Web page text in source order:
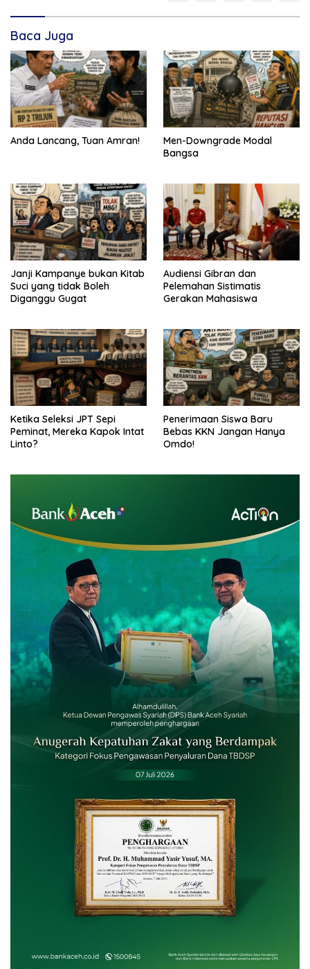
Baca Juga
Anda Lancang, Tuan Amran!
Men-Downgrade Modal
Bangsa
Janji Kampanye bukan Kitab
Suci yang tidak Boleh
Diganggu Gugat
Audiensi Gibran dan
Pelemahan Sistimatis
Gerakan Mahasiswa
Ketika Seleksi JPT Sepi
Peminat, Mereka Kapok Intat
Linto?
Penerimaan Siswa Baru
Bebas KKN Jangan Hanya
Omdo!